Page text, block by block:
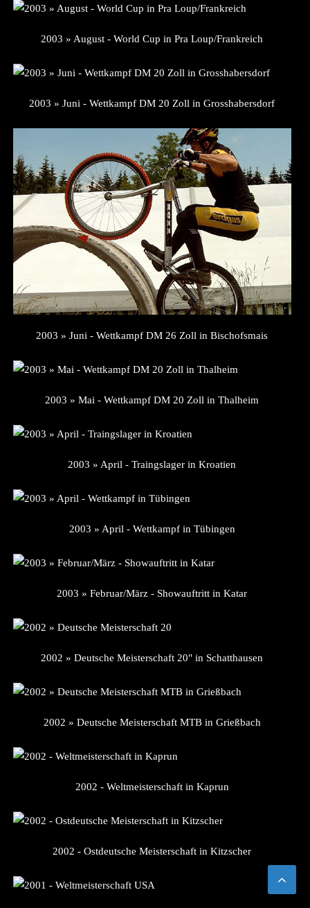
2003 » August - World Cup in Pra Loup/Frankreich
2003 » Juni - Wettkampf DM 20 Zoll in Grosshabersdorf
2003 » Juni - Wettkampf DM 26 Zoll in Bischofsmais
2003 » Mai - Wettkampf DM 20 Zoll in Thalheim
2003 » April - Traingslager in Kroatien
2003 » April - Wettkampf in Tübingen
2003 » Februar/März - Showauftritt in Katar
2002 » Deutsche Meisterschaft 20" in Schatthausen
2002 » Deutsche Meisterschaft MTB in Grießbach
2002 - Weltmeisterschaft in Kaprun
2002 - Ostdeutsche Meisterschaft in Kitzscher